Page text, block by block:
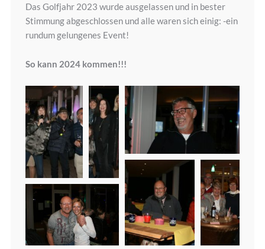
Das Golfjahr 2023 wurde ausgelassen und in bester
Stimmung abgeschlossen und alle waren sich einig: -ein
rundum gelungenes Event!
So kann 2024 kommen!!!